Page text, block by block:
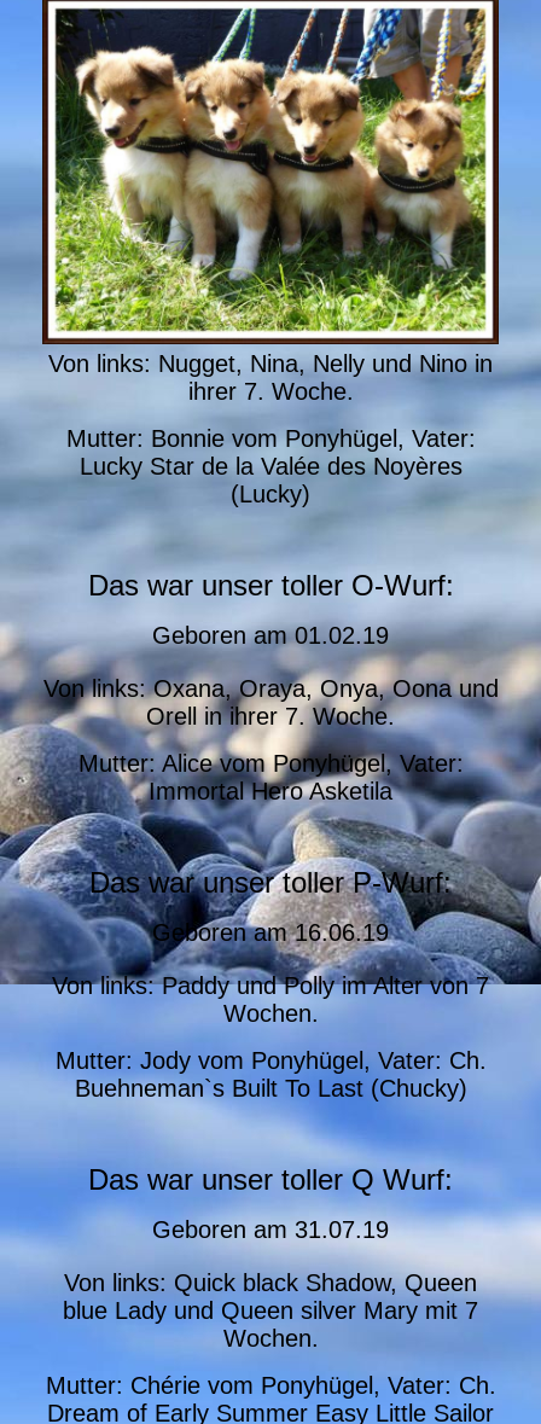
Von links: Nugget, Nina, Nelly und Nino in
ihrer 7. Woche.
Mutter: Bonnie vom Ponyhügel, Vater:
Lucky Star de la Valée des Noyères
(Lucky)
Das war unser toller O-Wurf:
Geboren am 01.02.19
Von links: Oxana, Oraya, Onya, Oona und
Orell in ihrer 7. Woche.
Mutter: Alice vom Ponyhügel, Vater:
Immortal Hero Asketila
Das war unser toller P-Wurf:
Geboren am16.06.19
Von links: Paddy und Polly im Alter von 7
Wochen.
Mutter: Jody vom Ponyhügel, Vater: Ch.
Buehneman`s Built To Last (Chucky)
Das war unser toller Q Wurf:
Geboren am 31.07.19
Von links: Quick black Shadow, Queen
blue Lady und Queen silver Mary mit 7
Wochen.
Mutter: Chérie vom Ponyhügel, Vater: Ch.
Dream of Early Summer Easy Little Sailor